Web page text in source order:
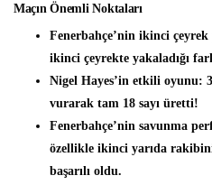
Maçın Önemli Noktaları
Fenerbahçe’nin ikinci çeyrek
ikinci çeyrekte yakaladığı
Nigel Hayes’in etkili oyunu:
vurarak tam 18 sayı üretti!
Fenerbahçe’nin savunma
özellikle ikinci yarıda
başarılı oldu.